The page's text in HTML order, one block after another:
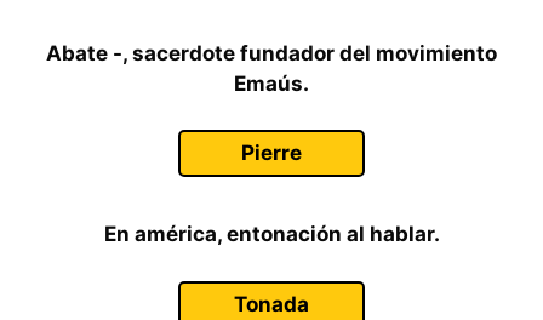
Abate -, sacerdote fundador del movimiento
Emaús.
Pierre
En américa, entonación al hablar.
Tonada